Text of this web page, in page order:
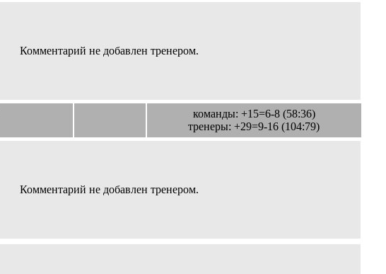
Комментарий не добавлен тренером.
команды: +15=6-8 (58:36)
тренеры: +29=9-16 (104:79)
Комментарий не добавлен тренером.